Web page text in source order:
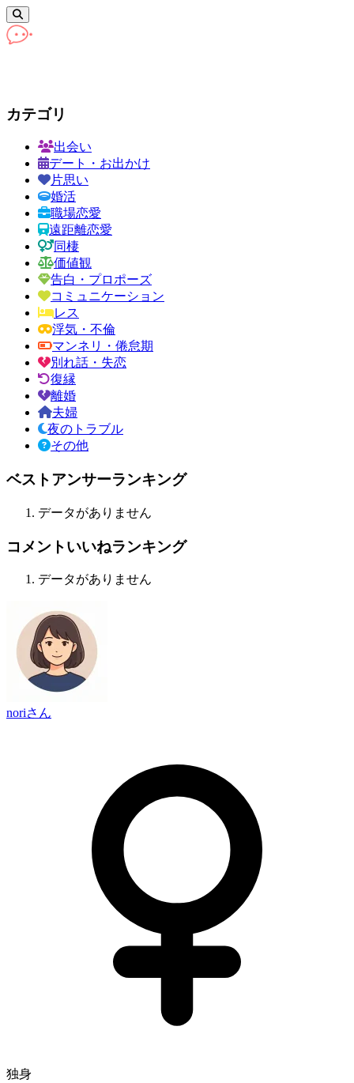
カテゴリ
出会い
デート・お出かけ
片思い
婚活
職場恋愛
遠距離恋愛
同棲
価値観
告白・プロポーズ
コミュニケーション
レス
浮気・不倫
マンネリ・倦怠期
別れ話・失恋
復縁
離婚
夫婦
夜のトラブル
その他
ベストアンサーランキング
データがありません
コメントいいねランキング
データがありません
noriさん
独身